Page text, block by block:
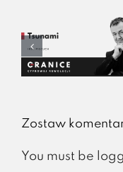
Zostaw
You must be